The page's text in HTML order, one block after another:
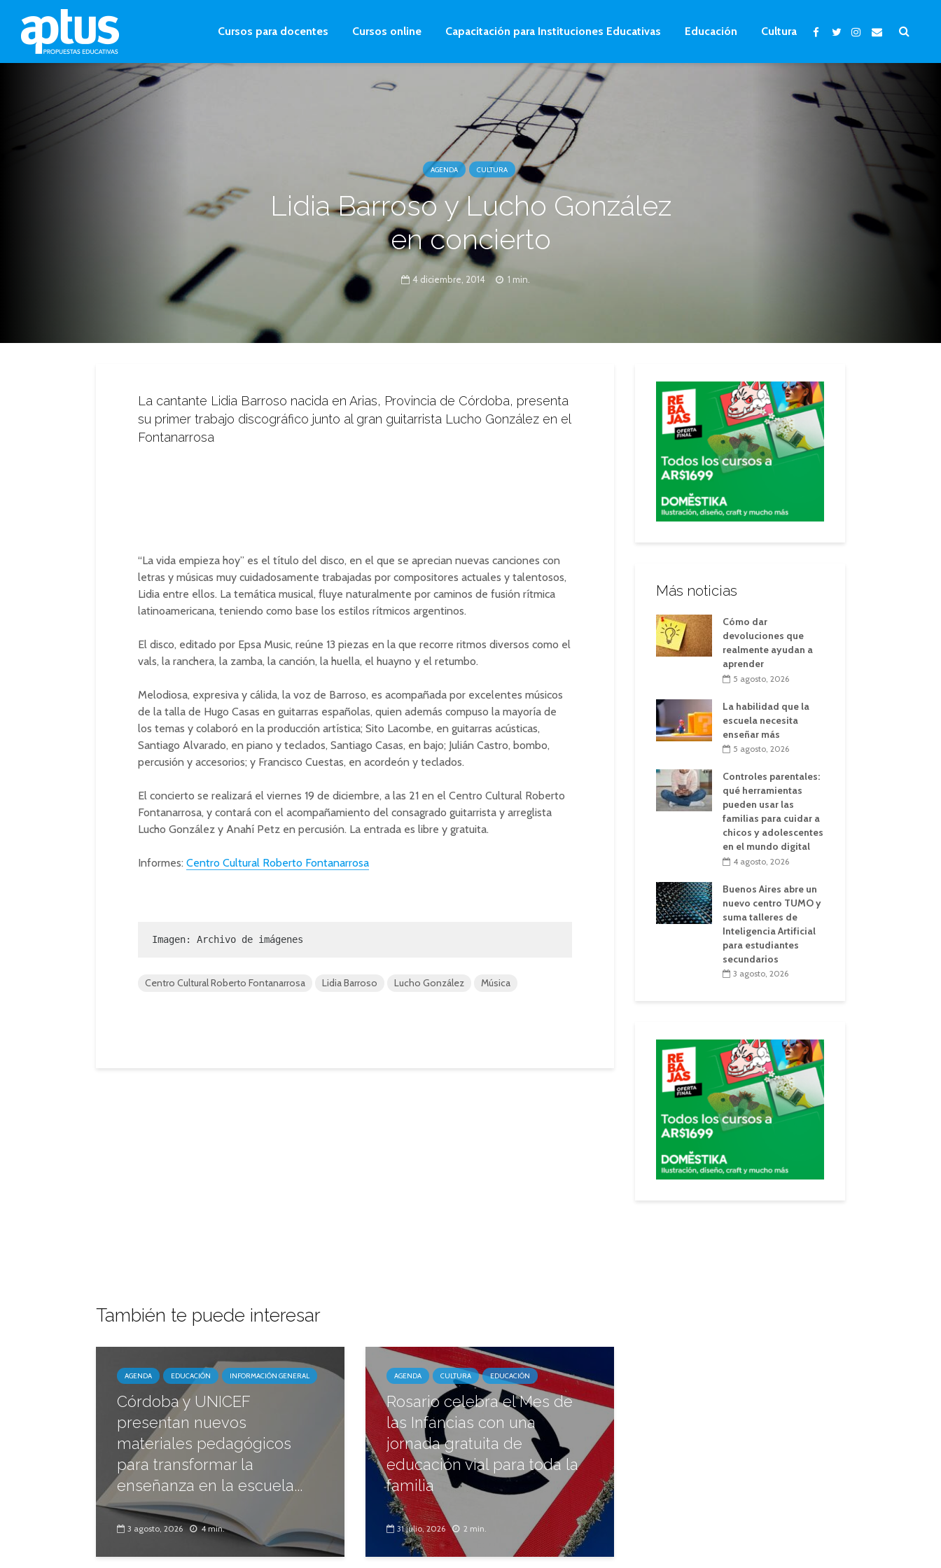
Cursos para docentes Cursos online Capacitación para Instituciones Educativas Educación Cultura
AGENDA CULTURA
Lidia Barroso y Lucho González
en concierto
4 diciembre, 2014 1 min.
La cantante Lidia Barroso nacida en Arias, Provincia de Córdoba, presenta
su primer trabajo discográfico junto al gran guitarrista Lucho González en el
Fontanarrosa
“La vida empieza hoy” es el título del disco, en el que se aprecian nuevas canciones con
letras y músicas muy cuidadosamente trabajadas por compositores actuales y talentosos,
Lidia entre ellos. La temática musical, fluye naturalmente por caminos de fusión rítmica
latinoamericana, teniendo como base los estilos rítmicos argentinos.
El disco, editado por Epsa Music, reúne 13 piezas en la que recorre ritmos diversos como el
vals, la ranchera, la zamba, la canción, la huella, el huayno y el retumbo.
Melodiosa, expresiva y cálida, la voz de Barroso, es acompañada por excelentes músicos
de la talla de Hugo Casas en guitarras españolas, quien además compuso la mayoría de
los temas y colaboró en la producción artística; Sito Lacombe, en guitarras acústicas,
Santiago Alvarado, en piano y teclados, Santiago Casas, en bajo; Julián Castro, bombo,
percusión y accesorios; y Francisco Cuestas, en acordeón y teclados.
El concierto se realizará el viernes 19 de diciembre, a las 21 en el Centro Cultural Roberto
Fontanarrosa, y contará con el acompañamiento del consagrado guitarrista y arreglista
Lucho González y Anahí Petz en percusión. La entrada es libre y gratuita.
Informes: Centro Cultural Roberto Fontanarrosa
Imagen: Archivo de imágenes
Centro Cultural Roberto Fontanarrosa Lidia Barroso Lucho González Música
También te puede interesar
AGENDA EDUCACIÓN INFORMACIÓN GENERAL
Córdoba y UNICEF
presentan nuevos
materiales pedagógicos
para transformar la
enseñanza en la escuela...
3 agosto, 2026 4 min.
AGENDA CULTURA EDUCACIÓN
Rosario celebra el Mes de
las Infancias con una
jornada gratuita de
educación vial para toda la
familia
31 julio, 2026 2 min.
Más noticias
Cómo dar
devoluciones que
realmente ayudan a
aprender
5 agosto, 2026
La habilidad que la
escuela necesita
enseñar más
5 agosto, 2026
Controles parentales:
qué herramientas
pueden usar las
familias para cuidar a
chicos y adolescentes
en el mundo digital
4 agosto, 2026
Buenos Aires abre un
nuevo centro TUMO y
suma talleres de
Inteligencia Artificial
para estudiantes
secundarios
3 agosto, 2026